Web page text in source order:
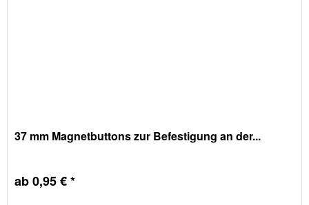
37 mm Magnetbuttons zur Befestigung an der...
ab 0,95 € *